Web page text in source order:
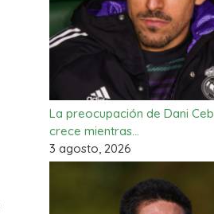
La preocupación de Dani
crece mientras…
3 agosto, 2026